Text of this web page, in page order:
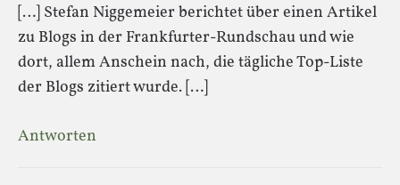
[…] Stefan Niggemeier berichtet über einen Artikel
zu Blogs in der Frankfurter-Rundschau und wie
dort, allem Anschein nach, die tägliche Top-Liste
der Blogs zitiert wurde. […]
Antworten